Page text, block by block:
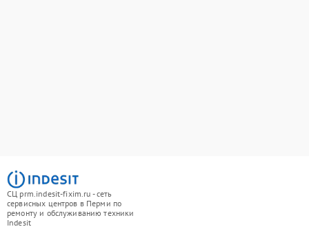
СЦ prm.indesit-fixim.ru - сеть
сервисных центров в Перми по
ремонту и обслуживанию техники
Indesit